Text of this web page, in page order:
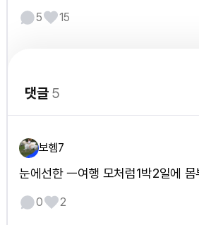
5 15
댓글5
보헴7
눈에선한 ㅡ여행 모처럼1박2일에
0 2